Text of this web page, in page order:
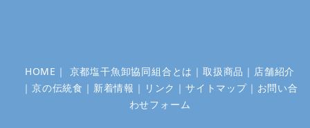
HOME ｜ 京都塩干魚卸協同組合とは ｜ 取扱商品 ｜ 店舗紹介
｜ 京の伝統食 ｜ 新着情報 ｜ リンク ｜サイトマップ｜ お問い合
わせフォーム